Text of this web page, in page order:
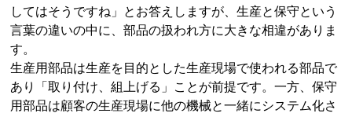
してはそうですね」とお答えしますが、生産と保守という
言葉の違いの中に、部品の扱われ方に大きな相違がありま
す。
生産用部品は生産を目的とした生産現場で使われる部品で
あり「取り付け、組上げる」ことが前提です。一方、保守
用部品は顧客の生産現場に他の機械と一緒にシステム化さ